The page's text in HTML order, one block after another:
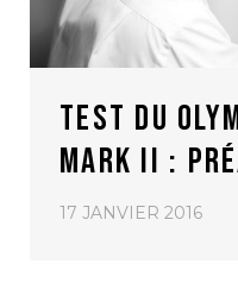
TEST DU
MARK II :
17 JANVIER 2016